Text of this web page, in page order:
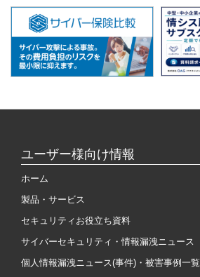
ユーザー様向け情報
ホーム
製品・サービス
セキュリティお役立ち資料
サイバーセキュリティ・情報漏洩ニュース
個人情報漏洩ニュース(事件)・被害事例一覧